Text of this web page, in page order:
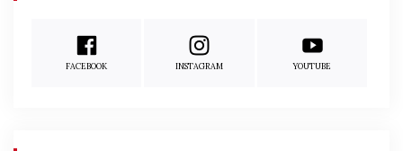
FACEBOOK INSTAGRAM YOUTUBE